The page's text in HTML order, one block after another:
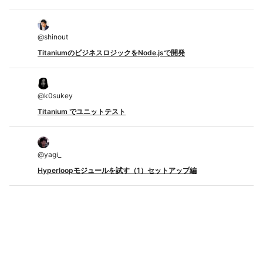
@shinout
TitaniumのビジネスロジックをNode.jsで開発
@k0sukey
Titanium でユニットテスト
@yagi_
Hyperloopモジュールを試す（1）セットアップ編